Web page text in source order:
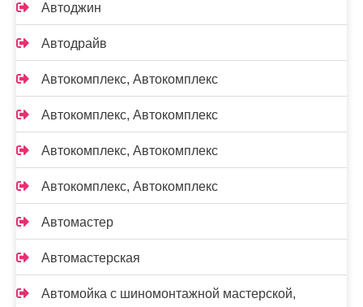
Автоджин
Автодрайв
Автокомплекс, Автокомплекс
Автокомплекс, Автокомплекс
Автокомплекс, Автокомплекс
Автокомплекс, Автокомплекс
Автомастер
Автомастерская
Автомойка с шиномонтажной мастерской,